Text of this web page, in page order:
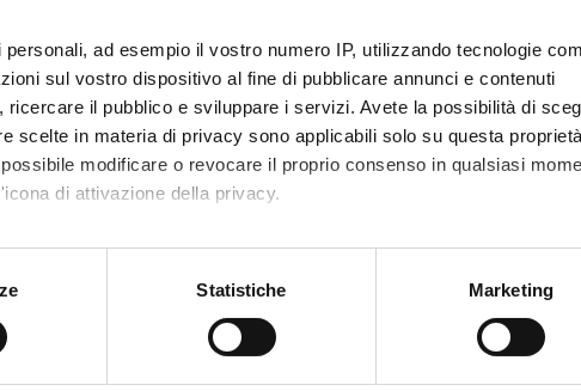
ad esempio il vostro numero IP, utilizzando tecnologie
sul vostro dispositivo al fine di pubblicare annunci e contenuti
il pubblico e sviluppare i servizi. Avete la possibilità di
scelte in materia di privacy sono applicabili solo su questa proprietà
modificare o revocare il proprio consenso in qualsiasi
di attivazione della privacy.
geografica, con un'approssimazione di qualche metro,
Statistiche Marketing
Professore associato